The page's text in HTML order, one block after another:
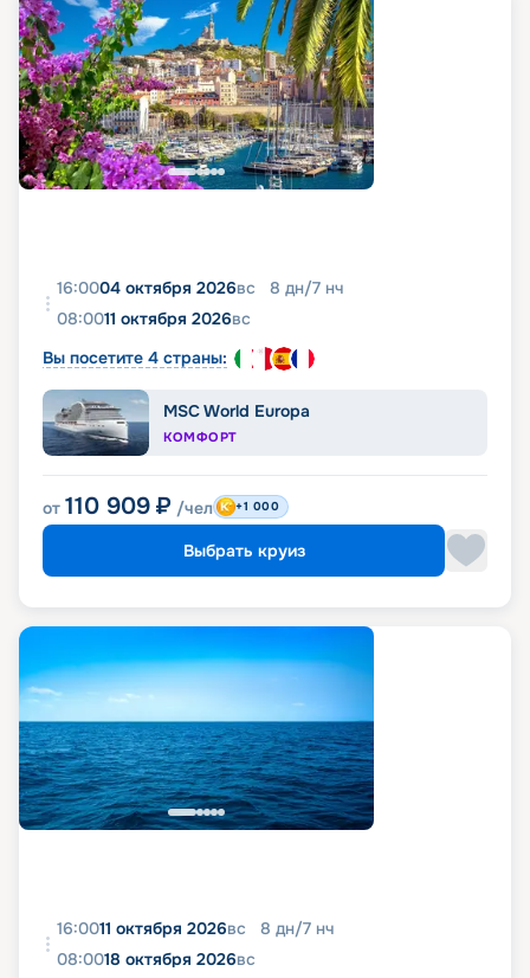
16:0004 октября 2026вс 8 дн/7 нч
08:0011 октября 2026вс
Вы посетите 4 страны:
MSC World Europa
КОМФОРТ
от 110 909 ₽ /чел +1 000
Выбрать круиз
16:0011 октября 2026вс 8 дн/7 нч
08:0018 октября 2026вс